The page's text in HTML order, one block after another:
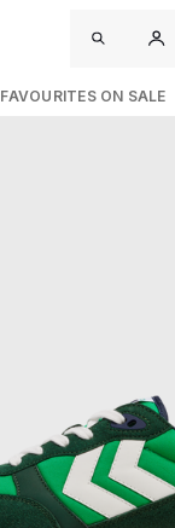
FAVOURITES ON SALE